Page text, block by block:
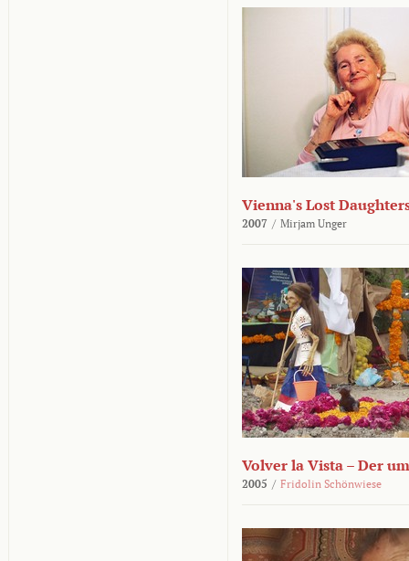
Vienna's Lost
2007 / Mirjam Unger
Volver la Vista – Der
2005 / Fridolin Schönwiese